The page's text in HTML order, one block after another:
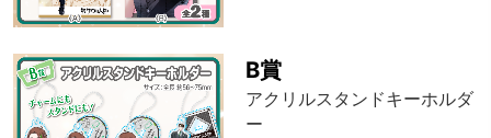
B賞
アクリルスタンドキーホルダ
ー